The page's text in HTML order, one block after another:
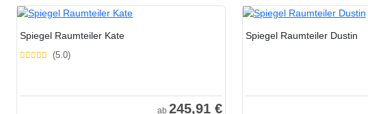
Spiegel Raumteiler Kate
(5.0)
ab 245,91 €
Spiegel Raumteiler Dustin